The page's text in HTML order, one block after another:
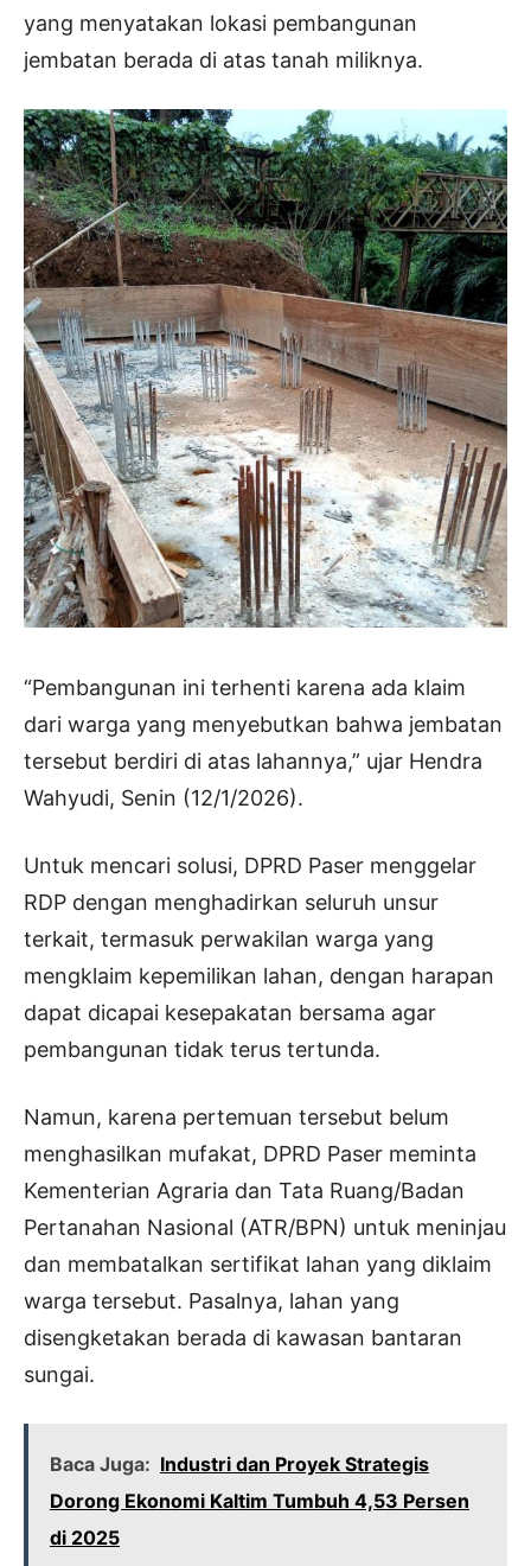
yang menyatakan lokasi pembangunan
jembatan berada di atas tanah miliknya.
“Pembangunan ini terhenti karena ada klaim
dari warga yang menyebutkan bahwa jembatan
tersebut berdiri di atas lahannya,” ujar Hendra
Wahyudi, Senin (12/1/2026).
Untuk mencari solusi, DPRD Paser menggelar
RDP dengan menghadirkan seluruh unsur
terkait, termasuk perwakilan warga yang
mengklaim kepemilikan lahan, dengan harapan
dapat dicapai kesepakatan bersama agar
pembangunan tidak terus tertunda.
Namun, karena pertemuan tersebut belum
menghasilkan mufakat, DPRD Paser meminta
Kementerian Agraria dan Tata Ruang/Badan
Pertanahan Nasional (ATR/BPN) untuk meninjau
dan membatalkan sertifikat lahan yang diklaim
warga tersebut. Pasalnya, lahan yang
disengketakan berada di kawasan bantaran
sungai.
Baca Juga: Industri dan Proyek Strategis
Dorong Ekonomi Kaltim Tumbuh 4,53 Persen
di 2025